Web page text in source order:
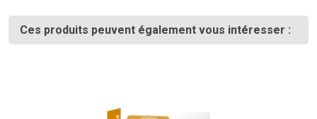
Ces produits peuvent également vous intéresser :